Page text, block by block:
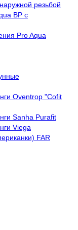
резьбой
ВР с
Pro Aqua
Oventrop "Cofit
Sanha Purafit
Viega
FAR